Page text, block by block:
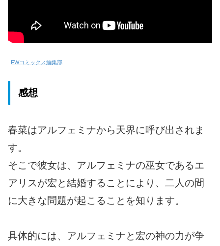
FWコミックス編集部
感想
春菜はアルフェミナから天界に呼び出されま
す。
そこで彼女は、アルフェミナの巫女であるエ
アリスが宏と結婚することにより、二人の間
に大きな問題が起こることを知ります。
具体的には、アルフェミナと宏の神の力が争